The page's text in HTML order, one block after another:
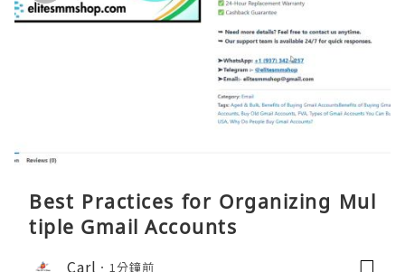
Best Practices for Organizing Mul
tiple Gmail Accounts
Carl 1分鐘前